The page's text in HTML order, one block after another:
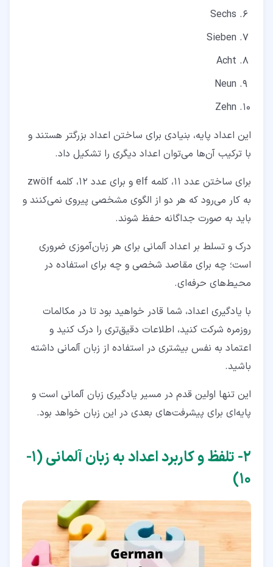
Sechs
Sieben
Acht
Neun
Zehn
این اعداد پایه، بنیادی برای ساختن اعداد بزرگتر هستند و
با ترکیب آن‌ها می‌توان اعداد دیگری را تشکیل داد.
برای ساختن عدد 11، کلمه elf و برای عدد 12، کلمه zwölf
به کار می‌رود که هر دو از الگوی مشخصی پیروی نمی‌کنند و
باید به صورت جداگانه حفظ شوند.
درک و تسلط بر اعداد آلمانی برای هر زبان‌آموزی ضروری
است؛ چه برای مقاصد شخصی و چه برای استفاده در
محیط‌های حرفه‌ای.
با یادگیری اعداد، شما قادر خواهید بود تا در مکالمات
روزمره شرکت کنید، اطلاعات دقیق‌تری را درک کنید و
اعتماد به نفس بیشتری در استفاده از زبان آلمانی داشته
باشید.
این تنها اولین قدم در مسیر یادگیری زبان آلمانی است و
پایه‌ای برای پیشرفت‌های بعدی در این زبان خواهد بود.
۲‏- تلفظ و کاربرد اعداد به زبان آلمانی (1-
10)